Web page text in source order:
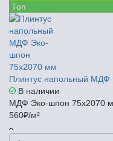
Топ
Плинтус напольный
В наличии
МДФ Эко-шпон 75x2070
560₽/м²